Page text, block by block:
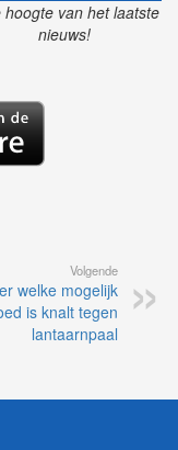
van het laatste
nieuws!
Volgende
welke mogelijk
is knalt tegen
lantaarnpaal